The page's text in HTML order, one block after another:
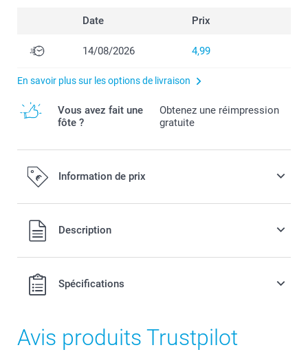
Date Prix
14/08/2026 4,99
En savoir plus sur les options de livraison
Vous avez fait une
fôte ?
Obtenez une réimpression
gratuite
Information de prix
Tous les prix sont en EURO (€), TVA incluse et hors frais de
port.
Description
Spécifications
Avis produits Trustpilot